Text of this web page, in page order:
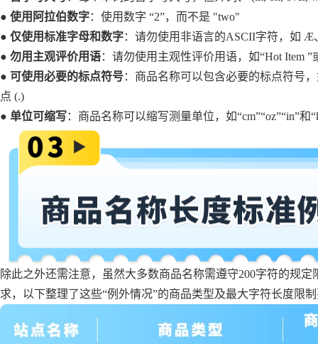
● 使用阿拉伯数字：使用数字 “2”，而不是 "two"
● 仅使用标准字母和数字：请勿使用非语言的ASCII字符，如
● 勿用主观评价用语：请勿使用主观性评价用语，如“Hot Item ”
● 可使用必要的标点符号：商品名称可以包含必要的标点符号
点 (.)
● 单位可缩写：商品名称可以缩写测量单位，如“cm”“oz”“in”和
除此之外还需注意，虽然大多数商品名称需遵守200字符的规
求，以下整理了这些“例外情况”的商品类型及最大字符长度限